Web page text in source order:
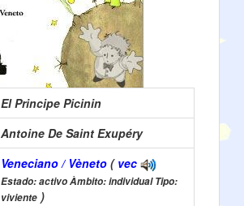
El Principe Picinin
Antoine De Saint Exupéry
Veneciano / Vèneto ( vec
Estado: activo Àmbito: individual Tipo:
viviente )